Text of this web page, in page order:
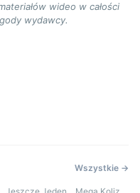
wideo w całości
wydawcy.
Wszystkie →